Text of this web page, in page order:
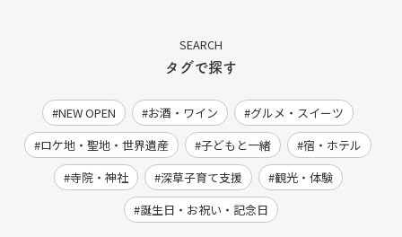
SEARCH
タグで探す
NEW OPEN お酒・ワイン
グルメ・スイーツ
ロケ地・聖地・世界遺産
子どもと一緒
宿・ホテル
寺院・神社
深草子育て支援
観光・体験
誕生日・お祝い・記念日